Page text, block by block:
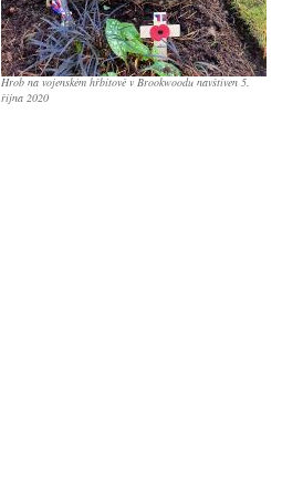
Hrob na vojenském hřbitově v Brookwoodu navštíven 5.
října 2020